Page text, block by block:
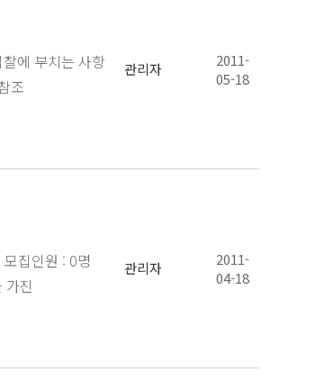
에 부치는 사항
조
관리자
2011-
05-18
집인원 : 0명
진
관리자
2011-
04-18